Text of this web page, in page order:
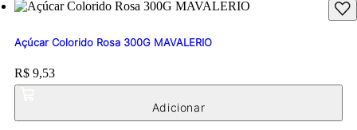
Açúcar Colorido Rosa 300G MAVALERIO
Price:
R$ 9,53